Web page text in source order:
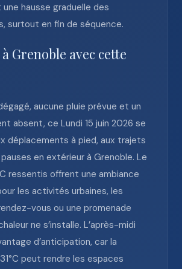
hausse graduelle des
surtout en fin de séquence.
Grenoble avec cette
aucune pluie prévue et un
absent, ce Lundi 15 juin 2026 se
déplacements à pied, aux trajets
en extérieur à Grenoble. Le
ressentis offrent une ambiance
les activités urbaines, les
vous ou une promenade
ne s’installe. L’après-midi
d’anticipation, car la
peut rendre les espaces